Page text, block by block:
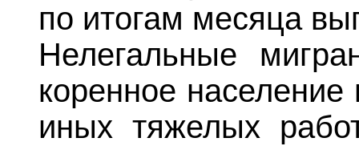
по итогам месяца
Нелегальные
коренное население
иных тяжелых